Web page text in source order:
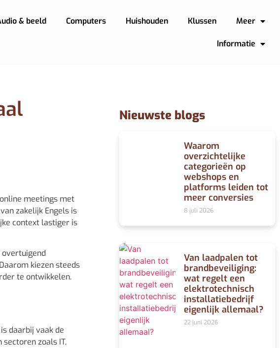
& beeld Computers Huishouden Klussen Meer
Informatie
meetings met
zakelijk Engels is
context lastiger is
kiezen steeds
te ontwikkelen.
daarbij vaak de
zoals IT,
Nieuwste blogs
Waarom
overzichtelijke
categorieën op
webshops en
platforms leiden tot
meer conversies
8 juli 2026
Van laadpalen tot
brandbeveiliging:
wat regelt een
elektrotechnisch
installatiebedrijf
eigenlijk allemaal?
22 juni 2026